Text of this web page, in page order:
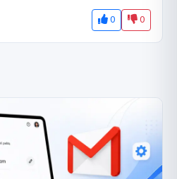
0 0